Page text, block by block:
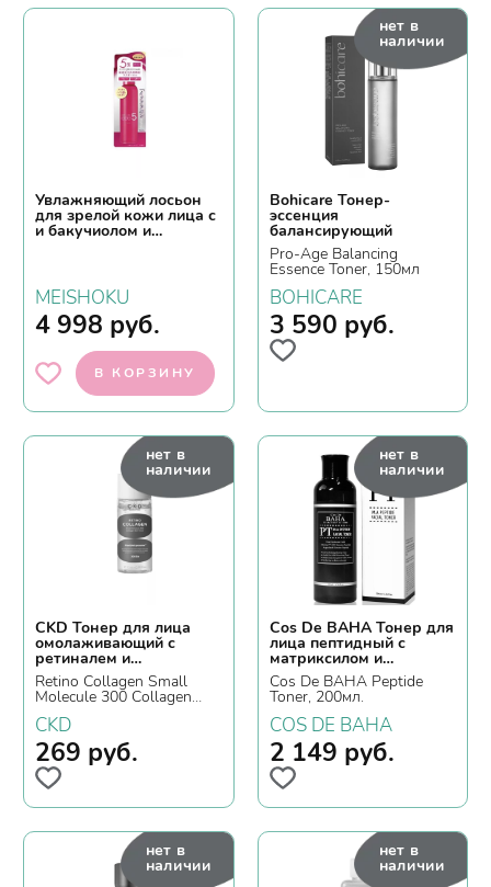
Увлажняющий лосьон
для зрелой кожи лица с
и бакучиолом и
изофлавонами сои,
MEISHOKU
4 998 руб.
В КОРЗИНУ
нет в
наличии
Bohicare Тонер-
эссенция
балансирующий
Pro-Age Balancing
Essence Toner, 150мл
BOHICARE
3 590 руб.
нет в
наличии
CKD Тонер для лица
омолаживающий с
ретиналем и
коллагеном, миниатюра
Retino Collagen Small
Molecule 300 Collagen
Skin Toner, 20мл.
CKD
269 руб.
нет в
наличии
Cos De BAHA Тонер для
лица пептидный с
матриксилом и
аргирелином
Cos De BAHA Peptide
Toner, 200мл.
COS DE BAHA
2 149 руб.
нет в
наличии
нет в
наличии